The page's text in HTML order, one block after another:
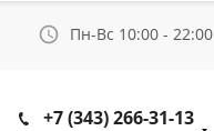
Пн-Вс 10:00 - 22:00
+7 (343) 266-31-13